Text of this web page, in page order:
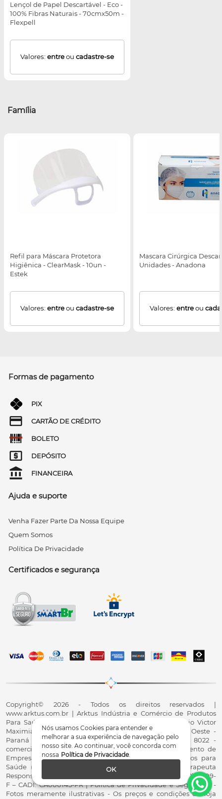
Nós usamos Cookies para entender e
melhorar a sua experiência de navegação pelo
nosso site. Ao continuar, você concorda com
nossa Política de Privacidade.
OK
Lençol de Papel Descartável - Eco -
100% Fibras Naturais - 70cmx50m -
Flexpell
Valores: entreou cadastre-se
Família
Refil para Máscara Protetora
Higiênica - ClearMask - 10un -
Estek
Valores: entreou cadastre-se
Mascara Cirúrgica
Unidades - Anadona
Valores: entreou
Formas de pagamento
PIX
CARTÃO DE CRÉDITO
BOLETO
DEPÓSITO
FINANCEIRA
Ajuda e suporte
Venha Fazer Parte Da Nossa Equipe
Quem Somos
Política De Privacidade
Certificados e segurança
Copyright© 2026 - Todos os direitos reservados |
www.arktus.com.br | Arktus Indústria e Comércio de Produtos
Para Saúde Ltda | CNPJ: 01.417.367/0001-78 | R. Antônio Victor
Maximiano, 107, Parque Industrial II, Santa Tereza do Oeste -
Paraná - CEP 85825-900 - Fale conosco: 0800 200 8022 -
comercial@arktus.com.br | Autorização de Funcionamento de
Empresa - AFE/ANVISA - Para Fabricação de Produtos para
Saúde (Correlatos): 8.02.844-5 (UX418X102741) - Fisioterapeuta
Responsável Técnico Dr. Alex Fernando Zani - Crefito8(PR): 8409-
F – CADI: CA000145-PR | Política de Privacidade e Segurança -
Fotos meramente ilustrativas - Os preços e condições da loja